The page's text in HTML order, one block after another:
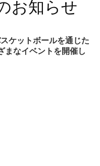
お知らせ
ケットボールを通じた
まなイベントを開催し